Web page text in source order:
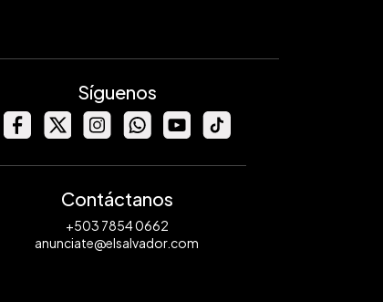
Síguenos
Contáctanos
+503 7854 0662
anunciate@elsalvador.com